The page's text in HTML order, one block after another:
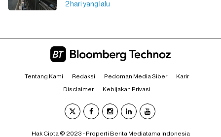
2 hari yang lalu
Tentang Kami Redaksi Pedoman Media Siber Karir
Disclaimer Kebijakan Privasi
Hak Cipta © 2023 - Properti Berita Mediatama Indonesia